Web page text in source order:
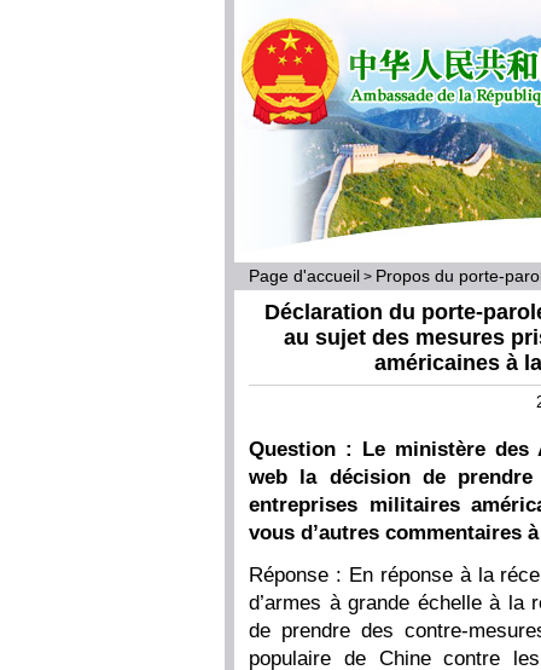
Page d'accueil > Propos du porte-
Déclaration du porte-
au sujet des mesures
américaines à
Question : Le ministère des
web la décision de prendre
entreprises militaires
vous d’autres commentaires
Réponse : En réponse à la
d’armes à grande échelle à la
de prendre des contre-
populaire de Chine contre